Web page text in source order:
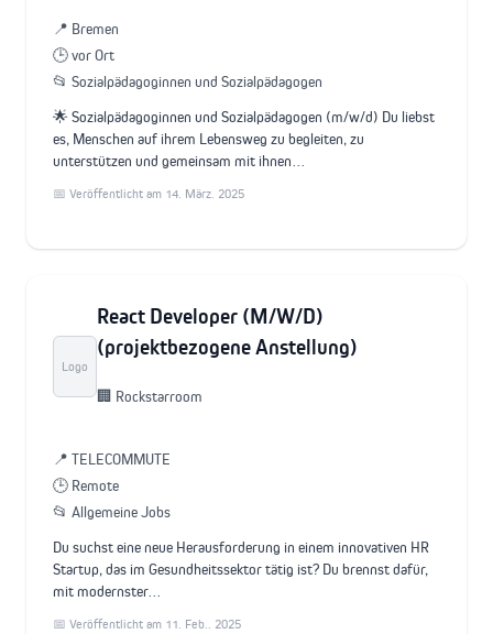
📍 Bremen
🕒 vor Ort
📂 Sozialpädagoginnen und Sozialpädagogen
🌟 Sozialpädagoginnen und Sozialpädagogen (m/w/d) Du liebst
es, Menschen auf ihrem Lebensweg zu begleiten, zu
unterstützen und gemeinsam mit ihnen…
📅 Veröffentlicht am 14. März. 2025
Logo
React Developer (M/W/D)
(projektbezogene Anstellung)
🏢 Rockstarroom
📍 TELECOMMUTE
🕒 Remote
📂 Allgemeine Jobs
Du suchst eine neue Herausforderung in einem innovativen HR
Startup, das im Gesundheitssektor tätig ist? Du brennst dafür,
mit modernster…
📅 Veröffentlicht am 11. Feb.. 2025